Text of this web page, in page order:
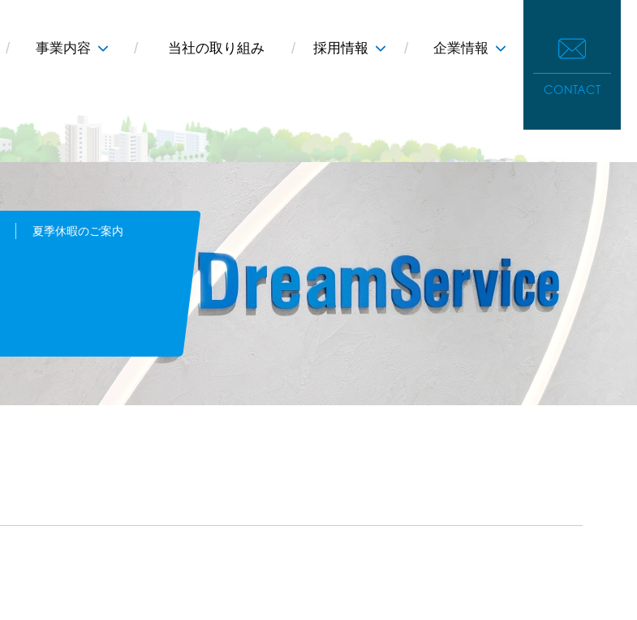
事業内容 当社の取り組み 採用情報 企業情報
夏季休暇のご案内